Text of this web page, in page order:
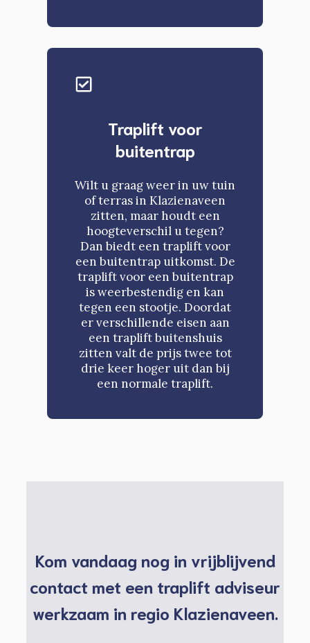
Traplift voor
buitentrap
Wilt u graag weer in uw tuin
of terras in Klazienaveen
zitten, maar houdt een
hoogteverschil u tegen?
Dan biedt een traplift voor
een buitentrap uitkomst. De
traplift voor een buitentrap
is weerbestendig en kan
tegen een stootje. Doordat
er verschillende eisen aan
een traplift buitenshuis
zitten valt de prijs twee tot
drie keer hoger uit dan bij
een normale traplift.
Kom vandaag nog in vrijblijvend
contact met een traplift adviseur
werkzaam in regio Klazienaveen.